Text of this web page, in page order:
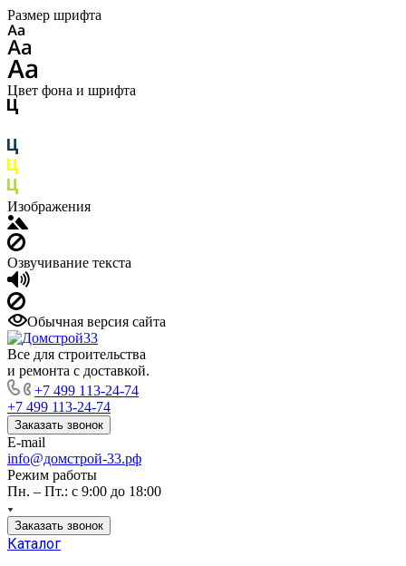
Размер шрифта
Цвет фона и шрифта
Изображения
Озвучивание текста
Обычная версия сайта
Все для строительства
и ремонта с доставкой.
+7 499 113-24-74
+7 499 113-24-74
Заказать звонок
E-mail
info@домстрой-33.рф
Режим работы
Пн. – Пт.: с 9:00 до 18:00
Заказать звонок
Каталог